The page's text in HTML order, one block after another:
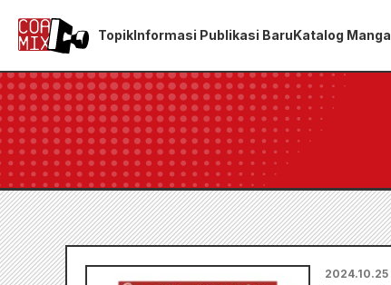
TopikInformasi Publikasi BaruKatalog Manga
2024.10.25